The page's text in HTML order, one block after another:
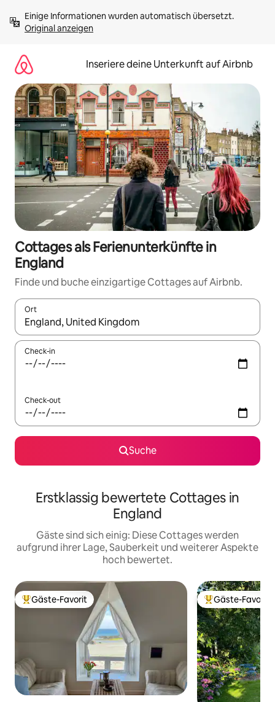
Inhalten
springenOriginal anzeigen
Inseriere deine Unterkunft auf Airbnb
Cottages als Ferienunterkünfte in
England
Finde und buche einzigartige Cottages auf Airbnb.
Ort
Wenn Ergebnisse verfügbar sind, navigiere mit den
Check-in
Check-out
Suche
Erstklassig bewertete Cottages in
England
Gäste sind sich einig: Diese Cottages werden
aufgrund ihrer Lage, Sauberkeit und weiterer Aspekte
hoch bewertet.
Beliebter Gäste-Favorit.
Gäste-Favorit Beliebter Gäste-
Gäste-Favorit